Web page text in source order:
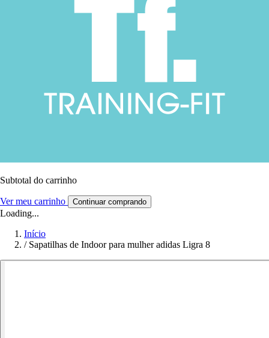
Subtotal do carrinho
Ver meu carrinho Continuar comprando
Loading...
Início
/ Sapatilhas de Indoor para mulher adidas Ligra 8